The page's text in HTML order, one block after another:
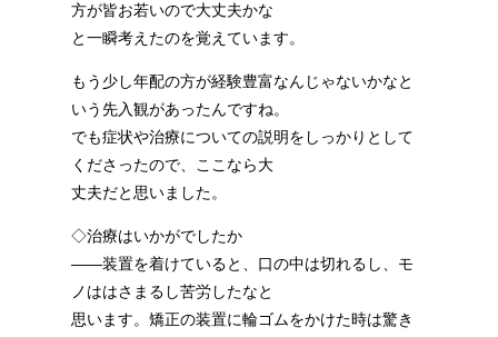
方が皆お若いので大丈夫かな
と一瞬考えたのを覚えています。
もう少し年配の方が経験豊富なんじゃないかなと
いう先入観があったんですね。
でも症状や治療についての説明をしっかりとして
くださったので、ここなら大
丈夫だと思いました。
◇治療はいかがでしたか
――装置を着けていると、口の中は切れるし、モ
ノははさまるし苦労したなと
思います。矯正の装置に輪ゴムをかけた時は驚き